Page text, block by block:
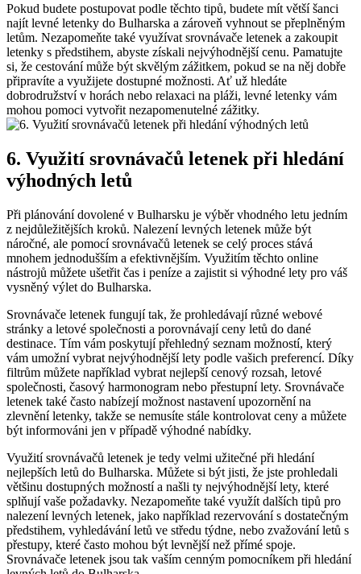
Pokud budete postupovat podle těchto tipů, budete mít větší šanci
najít levné letenky do Bulharska a zároveň vyhnout se přeplněným
letům. Nezapomeňte také využívat srovnávače letenek a zakoupit
letenky s předstihem, abyste získali nejvýhodnější cenu. Pamatujte
si, že cestování může být skvělým zážitkem, pokud se na něj dobře
připravíte a využijete dostupné možnosti. Ať už hledáte
dobrodružství v horách nebo relaxaci na pláži, levné letenky vám
mohou pomoci vytvořit nezapomenutelné zážitky.
6. Využití srovnávačů letenek při hledání
výhodných letů
Při plánování dovolené v Bulharsku je výběr vhodného letu jedním
z nejdůležitějších kroků. Nalezení levných letenek může být
náročné, ale pomocí srovnávačů letenek se celý proces stává
mnohem jednodušším a efektivnějším. Využitím těchto online
nástrojů můžete ušetřit čas i peníze a zajistit si výhodné lety pro váš
vysněný výlet do Bulharska.
Srovnávače letenek fungují tak, že prohledávají různé webové
stránky a letové společnosti a porovnávají ceny letů do dané
destinace. Tím vám poskytují přehledný seznam možností, který
vám umožní vybrat nejvýhodnější lety podle vašich preferencí. Díky
filtrům můžete například vybrat nejlepší cenový rozsah, letové
společnosti, časový harmonogram nebo přestupní lety. Srovnávače
letenek také často nabízejí možnost nastavení upozornění na
zlevnění letenky, takže se nemusíte stále kontrolovat ceny a můžete
být informováni jen v případě výhodné nabídky.
Využití srovnávačů letenek je tedy velmi užitečné při hledání
nejlepších letů do Bulharska. Můžete si být jisti, že jste prohledali
většinu dostupných možností a našli ty nejvýhodnější lety, které
splňují vaše požadavky. Nezapomeňte také využít dalších tipů pro
nalezení levných letenek, jako například rezervování s dostatečným
předstihem, vyhledávání letů ve středu týdne, nebo zvažování letů s
přestupy, které často mohou být levnější než přímé spoje.
Srovnávače letenek jsou tak vaším cenným pomocníkem při hledání